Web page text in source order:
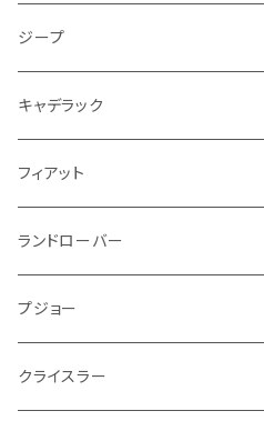
シトロエン
フィアット
クライスラー
サーブ
ベントレー
ロータス
プジョー
ルノー
サーブ
フォード
ミニ
ロータス
ランドローバー
ロータス
メルセデス ベンツ
ミニ
プジョー
ポルシェ
クーラント
その他
サスペンション
マフラー
ライト系
ブレーキランプ
方向指示器
ドア系
エアコン系
ブレーキ系
ドリンクホルダー
携帯・スマホホルダー
クッション
ステッカー
バイク ハンドル系
ハンドガード
スロットル
シートカバー
バイク その他
バイク フェンダー系
足回り
サスペンション
オイル系
タイヤ回り
泥除け
ホイール
フロントバンパー回り
グリル
ライト系
ワイパー
トランクマット
ドア回り
タンク系
ケーブル系
バンパー回り
クーラント
タンク系
ケーブル系
エンジン系
その他
アームレスト
ドア回り
ワイパー
排気系
ガスケット
ダッシュボード
タイヤ回り
泥除け
ライト系
ドア回り
ワイパー
キーホルダー
ワイパー
フロアマット
ジープ
フロアマット
収納用品
キャデラック
フロアマット
フィアット
フロアマット
フロントワイパー
リアワイパー
ランドローバー
フロアマット
ダッシュボード
プジョー
フロアマット
クライスラー